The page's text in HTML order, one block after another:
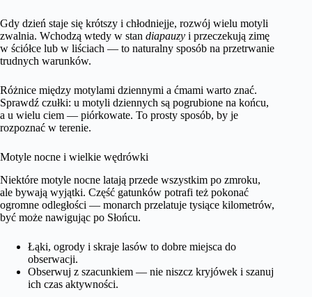
Gdy dzień staje się krótszy i chłodniejje, rozwój wielu motyli
zwalnia. Wchodzą wtedy w stan diapauzy i przeczekują zimę
w ściółce lub w liściach — to naturalny sposób na przetrwanie
trudnych warunków.
Różnice między motylami dziennymi a ćmami warto znać.
Sprawdź czułki: u motyli dziennych są pogrubione na końcu,
a u wielu ciem — piórkowate. To prosty sposób, by je
rozpoznać w terenie.
Motyle nocne i wielkie wędrówki
Niektóre motyle nocne latają przede wszystkim po zmroku,
ale bywają wyjątki. Część gatunków potrafi też pokonać
ogromne odległości — monarch przelatuje tysiące kilometrów,
być może nawigując po Słońcu.
Łąki, ogrody i skraje lasów to dobre miejsca do
obserwacji.
Obserwuj z szacunkiem — nie niszcz kryjówek i szanuj
ich czas aktywności.